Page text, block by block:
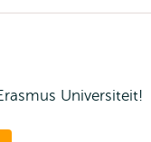
Universiteit!